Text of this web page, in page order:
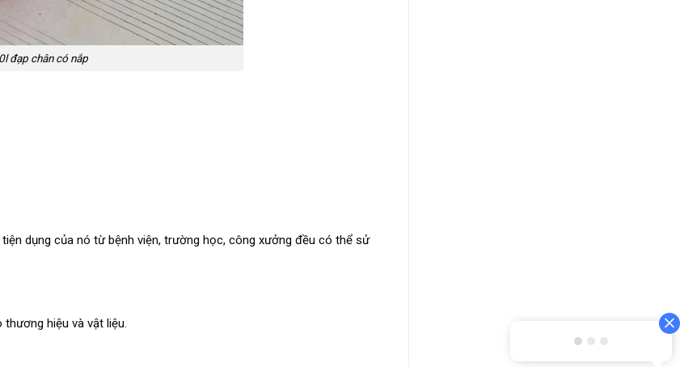
đạp chân có nắp
dụng của nó từ bệnh viện, trường học, công xưởng đều có thể sử
hiệu và vật liệu.